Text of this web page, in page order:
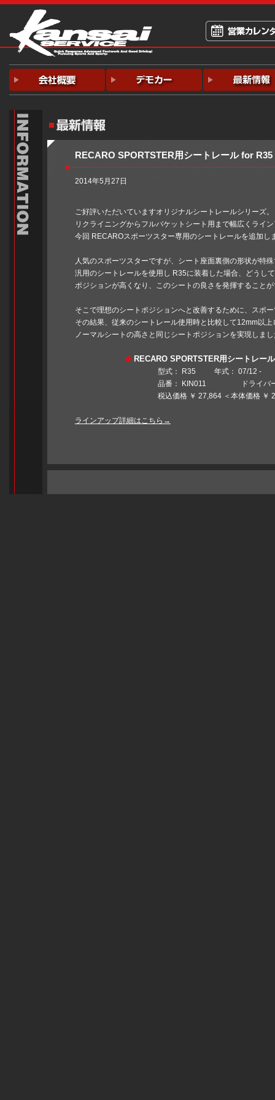
RECARO SPORTSTER用シートレール for R35
2014年5月27日
ご好評いただいていますオリジナルシートレールシリーズ。
リクライニングからフルバケットシート用まで幅広くライ
今回 RECAROスポーツスター専用のシートレールを追加し
人気のスポーツスターですが、シート座面裏側の形状が特
汎用のシートレールを使用し R35に装着した場合、どうし
ポジションが高くなり、このシートの良さを発揮すること
そこで理想のシートポジションへと改善するために、スポ
その結果、従来のシートレール使用時と比較して12mm以
ノーマルシートの高さと同じシートポジションを実現しま
◆ RECARO SPORTSTER用シートレール
型式： R35 年式： 07/12 -
品番： KIN011 ドライバー
税込価格 ￥ 27,864 ＜本体価格 ￥
ラインアップ詳細はこちら→